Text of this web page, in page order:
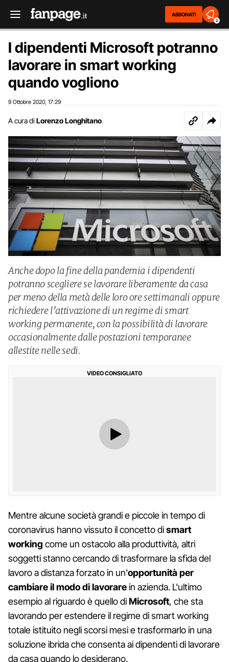
ABBONATI
2
I dipendenti Microsoft potranno
lavorare in smart working
quando vogliono
9 Ottobre 2020 17:29
A cura di Lorenzo Longhitano
Anche dopo la fine della pandemia i dipendenti
potranno scegliere se lavorare liberamente da casa
per meno della metà delle loro ore settimanali oppure
richiedere l’attivazione di un regime di smart
working permanente, con la possibilità di lavorare
occasionalmente dalle postazioni temporanee
allestite nelle sedi.
VIDEO CONSIGLIATO
Mentre alcune società grandi e piccole in tempo di
coronavirus hanno vissuto il concetto dismart
working come un ostacolo alla produttività, altri
soggetti stanno cercando di trasformare la sfida del
lavoro a distanza forzato in un'opportunità per
cambiare il modo di lavorarein azienda. L'ultimo
esempio al riguardo è quello diMicrosoft, che sta
lavorando per estendere il regime di smart working
totale istituito negli scorsi mesi e trasformarlo in una
soluzione ibrida che consenta ai dipendenti di lavorare
da casa quando lo desiderano.